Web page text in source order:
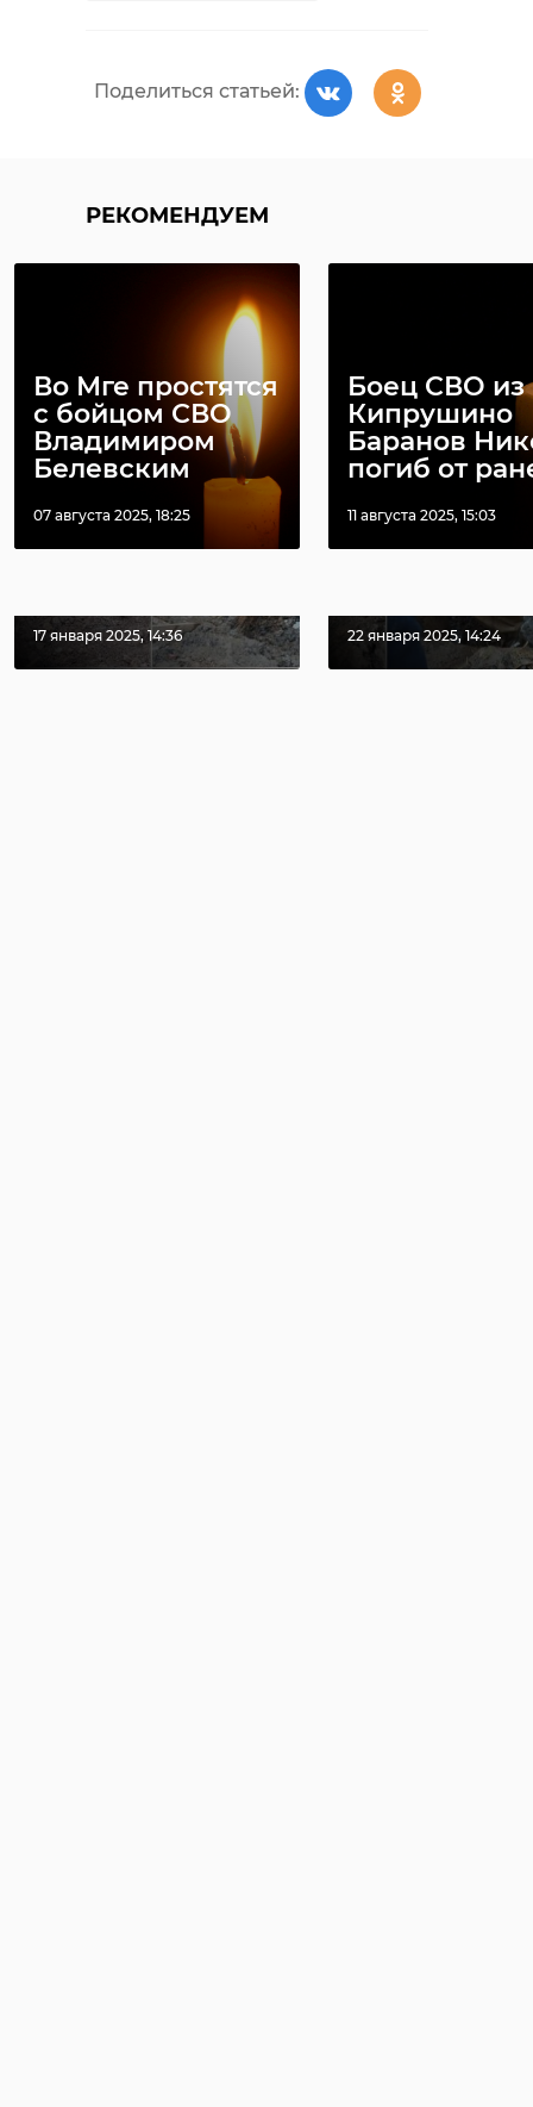
Поделиться статьей:
РЕКОМЕНДУЕМ
Во Мге простятся
с бойцом СВО
Владимиром
Белевским
07 августа 2025, 18:25
Боец СВО из
Кипрушино
Баранов
погиб от
11 августа 2025, 15:03
РЕКОМЕНДУЕМ
Леноблводоканал
в новогодние
17 января 2025, 14:36
Две бригады
22 января 2025, 14:24
Сотрудники напомнили
подросткам о правилах личной
бокситогорск
зарядка со стражами порядка
Поделиться статьей: